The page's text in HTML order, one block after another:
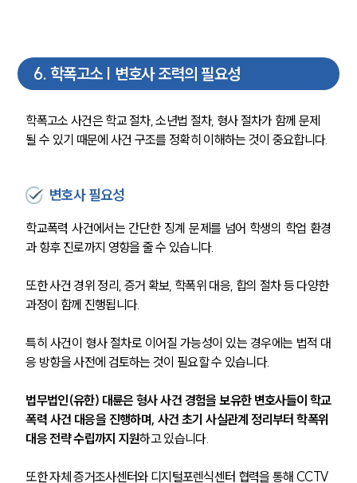
대륜법률상담예약
대륜법률상담예약
6. 학폭고소 | 변호사 조력의 필요성
학폭고소 사건은 학교 절차, 소년법 절차, 형사 절차가 함께 문제
될 수 있기 때문에 사건 구조를 정확히 이해하는 것이 중요합니다.
변호사 필요성
학교폭력 사건에서는 간단한 징계 문제를 넘어 학생의 학업 환경
과 향후 진로까지 영향을 줄 수 있습니다.
또한 사건 경위 정리, 증거 확보, 학폭위 대응, 합의 절차 등 다양한
과정이 함께 진행됩니다.
특히 사건이 형사 절차로 이어질 가능성이 있는 경우에는 법적 대
응 방향을 사전에 검토하는 것이 필요할 수 있습니다.
법무법인(유한) 대륜은 형사 사건 경험을 보유한 변호사들이 학교
폭력 사건 대응을 진행하며, 사건 초기 사실관계 정리부터 학폭위
대응 전략 수립까지 지원하고 있습니다.
또한 자체 증거조사센터와 디지털포렌식센터 협력을 통해 CCTV